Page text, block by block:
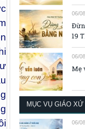
06/
19
06/
Mẹ
MỤC VỤ GIÁO XỨ
06/